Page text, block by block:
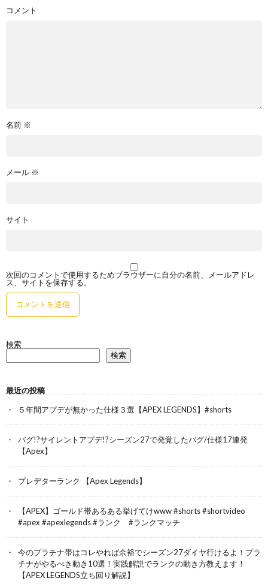
コメント
名前 ※
メール ※
サイト
次回のコメントで使用するためブラウザーに自分の名前、メールアドレ
ス、サイトを保存する。
検索
検索
最近の投稿
５年間アプデが無かった仕様３選【APEX LEGENDS】#shorts
バグ!?サイレントアプデ!?シーズン27で発覚したバグ/仕様17連発
【Apex】
プレデターランク 【Apex Legends】
【APEX】ゴールド帯あるある挙げてけwww #shorts #shortvideo
#apex #apexlegends #ランク #ランクマッチ
今のプラチナ帯はコレやれば余裕でシーズン27ダイヤ行けるよ！プラ
チナがやるべき動き10選！実践解説でランクの動き方教えます！
【APEX LEGENDS立ち回り解説】